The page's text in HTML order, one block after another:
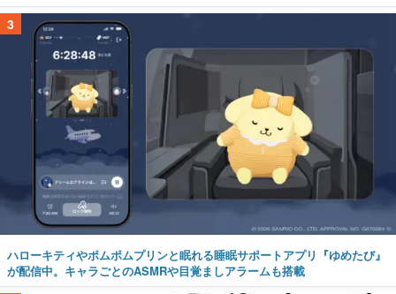
3
ハローキティやポムポムプリンと眠れる睡眠サポートアプリ『ゆめたび』
が配信中。キャラごとのASMRや目覚ましアラームも搭載